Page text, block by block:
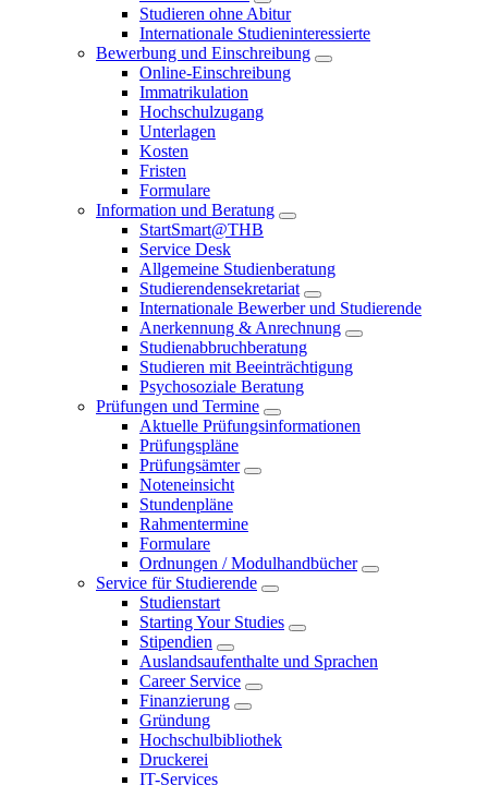
Studieren ohne Abitur
Internationale Studieninteressierte
Bewerbung und Einschreibung
Online-Einschreibung
Immatrikulation
Hochschulzugang
Unterlagen
Kosten
Fristen
Formulare
Information und Beratung
StartSmart@THB
Service Desk
Allgemeine Studienberatung
Studierendensekretariat
Internationale Bewerber und Studierende
Anerkennung & Anrechnung
Studienabbruchberatung
Studieren mit Beeinträchtigung
Psychosoziale Beratung
Prüfungen und Termine
Aktuelle Prüfungsinformationen
Prüfungspläne
Prüfungsämter
Noteneinsicht
Stundenpläne
Rahmentermine
Formulare
Ordnungen / Modulhandbücher
Service für Studierende
Studienstart
Starting Your Studies
Stipendien
Auslandsaufenthalte und Sprachen
Career Service
Finanzierung
Gründung
Hochschulbibliothek
Druckerei
IT-Services